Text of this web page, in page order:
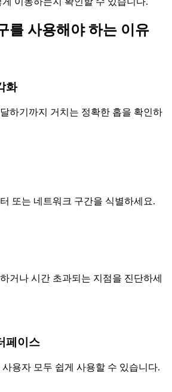
를 사용해야 하는 이유
화
하기까지 거치는 정확한 홉을 확인하
또는 네트워크 구간을 식별하세요.
거나 시간 초과되는 지점을 진단하세
페이스
용자 모두 쉽게 사용할 수 있습니다.